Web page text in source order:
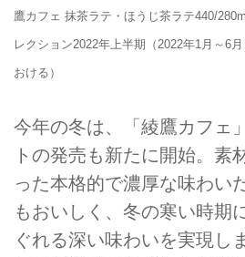
鷹カフェ 抹茶ラテ・ほうじ茶ラテ440/
レクション2022年上半期（2022年1月～6
おける）
今年の冬は、「綾鷹カフェ
トの発売も新たに開始。素
った本格的で濃厚な味わい
もおいしく、冬の寒い時期
ぐれる深い味わいを実現し